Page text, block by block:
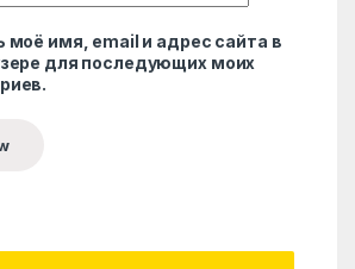
моё имя, email и адрес сайта в
для последующих моих